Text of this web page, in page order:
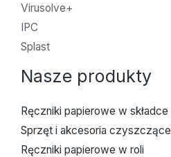
Virusolve+
IPC
Splast
Nasze produkty
Ręczniki papierowe w składce
Sprzęt i akcesoria czyszczące
Ręczniki papierowe w roli